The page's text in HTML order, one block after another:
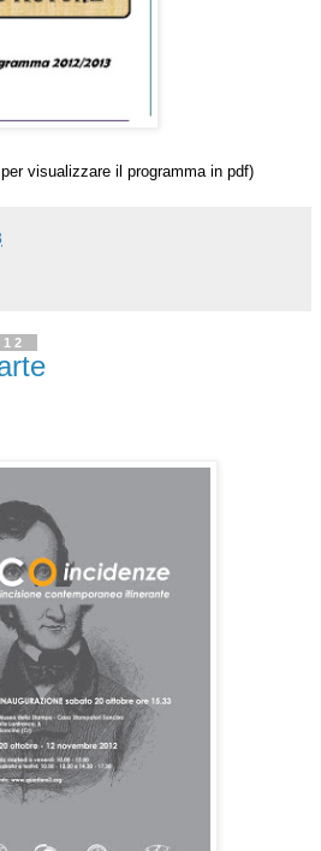
visualizzare il programma in pdf)